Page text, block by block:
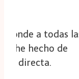
Los
están